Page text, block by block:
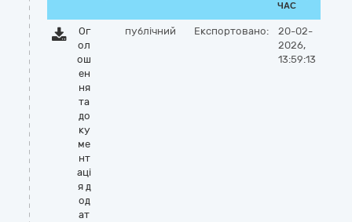
ЧАС
Ог
ол
ош
ен
ня
та
до
ку
ме
нт
аці
я д
од
ат
публічний Експортовано:
20-02-
2026,
13:59:13